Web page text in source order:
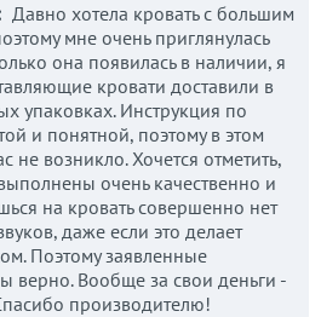
Давно хотела кровать с большим
мне очень приглянулась
она появилась в наличии, я
кровати доставили в
упаковках. Инструкция по
и понятной, поэтому в этом
не возникло. Хочется отметить,
очень качественно и
на кровать совершенно нет
даже если это делает
Поэтому заявленные
верно. Вообще за свои деньги -
производителю!